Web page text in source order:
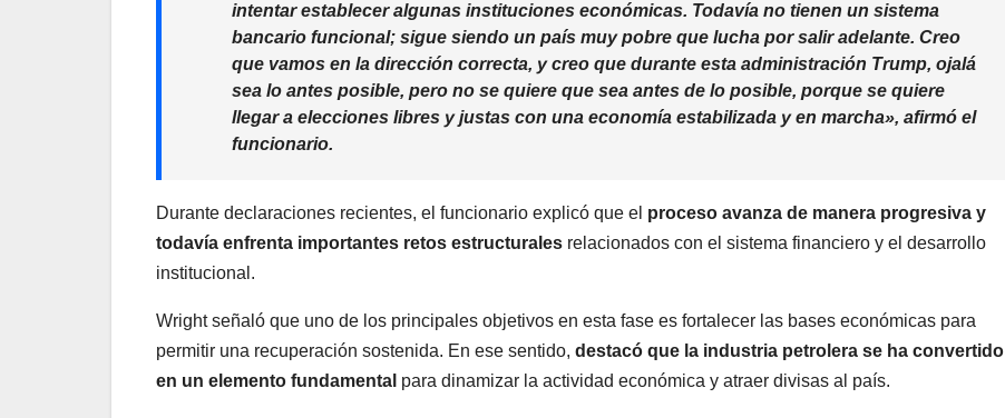
intentar establecer algunas instituciones económicas. Todavía no tienen un sistema
bancario funcional; sigue siendo un país muy pobre que lucha por salir adelante. Creo
que vamos en la dirección correcta, y creo que durante esta administración Trump, ojalá
sea lo antes posible, pero no se quiere que sea antes de lo posible, porque se quiere
llegar a elecciones libres y justas con una economía estabilizada y en marcha», afirmó el
funcionario.
Durante declaraciones recientes, el funcionario explicó que el proceso avanza de manera progresiva y
todavía enfrenta importantes retos estructurales relacionados con el sistema financiero y el desarrollo
institucional.
Wright señaló que uno de los principales objetivos en esta fase es fortalecer las bases económicas para
permitir una recuperación sostenida. En ese sentido, destacó que la industria petrolera se ha convertido
en un elemento fundamental para dinamizar la actividad económica y atraer divisas al país.